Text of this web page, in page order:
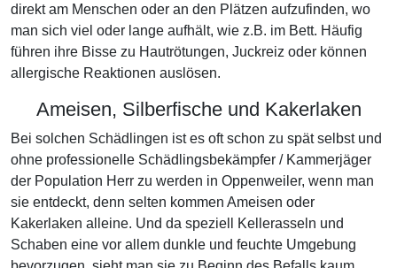
direkt am Menschen oder an den Plätzen aufzufinden, wo
man sich viel oder lange aufhält, wie z.B. im Bett. Häufig
führen ihre Bisse zu Hautrötungen, Juckreiz oder können
allergische Reaktionen auslösen.
Ameisen, Silberfische und Kakerlaken
Bei solchen Schädlingen ist es oft schon zu spät selbst und
ohne professionelle Schädlingsbekämpfer / Kammerjäger
der Population Herr zu werden in Oppenweiler, wenn man
sie entdeckt, denn selten kommen Ameisen oder
Kakerlaken alleine. Und da speziell Kellerasseln und
Schaben eine vor allem dunkle und feuchte Umgebung